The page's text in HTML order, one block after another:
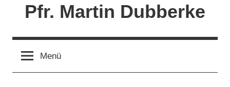
Pfr. Martin Dubberke
Menü